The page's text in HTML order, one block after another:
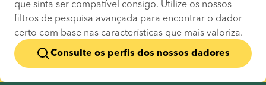
que sinta ser compatível consigo. Utilize os nossos
filtros de pesquisa avançada para encontrar o dador
certo com base nas características que mais valoriza.
Consulte os perfis dos nossos dadores